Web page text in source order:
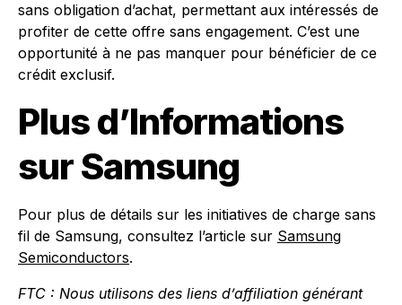
sans obligation d’achat, permettant aux intéressés de
profiter de cette offre sans engagement. C’est une
opportunité à ne pas manquer pour bénéficier de ce
crédit exclusif.
Plus d’Informations
sur Samsung
Pour plus de détails sur les initiatives de charge sans
fil de Samsung, consultez l’article sur Samsung
Semiconductors.
FTC : Nous utilisons des liens d’affiliation générant